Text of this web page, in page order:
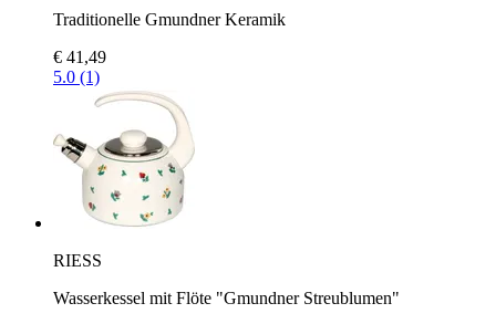
Traditionelle Gmundner Keramik
€ 41,49
5.0 (1)
RIESS
Wasserkessel mit Flöte "Gmundner Streublumen"